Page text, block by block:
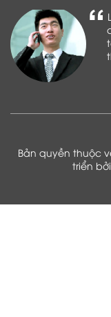
Bản quyền thuộc
triển bởi